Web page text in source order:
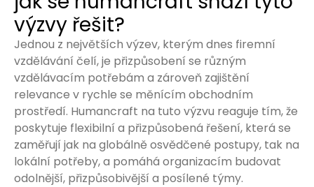
výzvy řešit?
Jednou z největších výzev, kterým dnes firemní
vzdělávání čelí, je přizpůsobení se různým
vzdělávacím potřebám a zároveň zajištění
relevance v rychle se měnícím obchodním
prostředí. Humancraft na tuto výzvu reaguje tím, že
poskytuje flexibilní a přizpůsobená řešení, která se
zaměřují jak na globálně osvědčené postupy, tak na
lokální potřeby, a pomáhá organizacím budovat
odolnější, přizpůsobivější a posílené týmy.